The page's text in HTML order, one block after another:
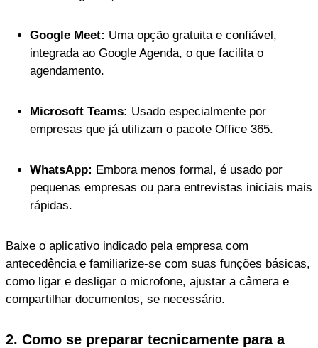
Google Meet: Uma opção gratuita e confiável,
integrada ao Google Agenda, o que facilita o
agendamento.
Microsoft Teams: Usado especialmente por
empresas que já utilizam o pacote Office 365.
WhatsApp: Embora menos formal, é usado por
pequenas empresas ou para entrevistas iniciais mais
rápidas.
Baixe o aplicativo indicado pela empresa com
antecedência e familiarize-se com suas funções básicas,
como ligar e desligar o microfone, ajustar a câmera e
compartilhar documentos, se necessário.
2. Como se preparar tecnicamente para a